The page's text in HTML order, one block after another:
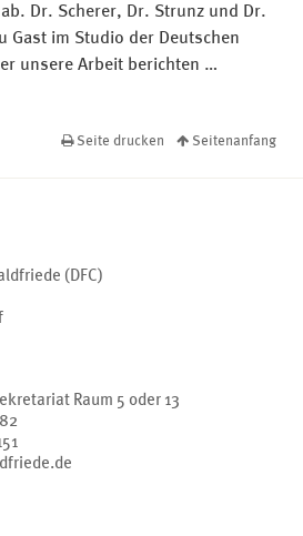
Dr. Scherer, Dr. Strunz und Dr.
Gast im Studio der Deutschen
unsere Arbeit berichten …
Seite drucken Seitenanfang
(DFC)
Raum 5 oder 13